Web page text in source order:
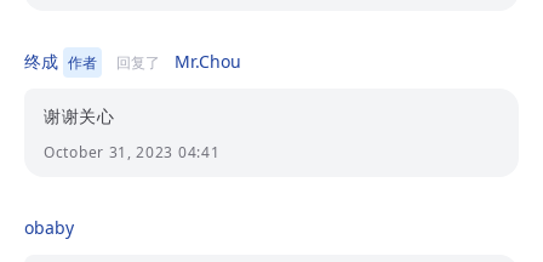
终成 作者 回复了 Mr.Chou
谢谢关心
October 31, 2023 04:41
obaby